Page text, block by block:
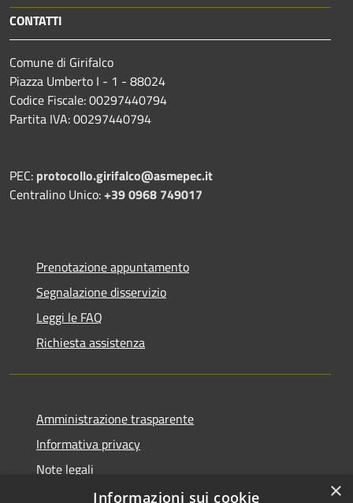
CONTATTI
Comune di Girifalco
Piazza Umberto I - 1 - 88024
Codice Fiscale: 00297440794
Partita IVA: 00297440794
PEC: protocollo.girifalco@asmepec.it
Centralino Unico:+39 0968 749017
Prenotazione appuntamento
Segnalazione disservizio
Leggi le FAQ
Richiesta assistenza
Amministrazione trasparente
Informativa privacy
Note legali
Dichiarazione di accessibilità
×
Informazioni sui cookie